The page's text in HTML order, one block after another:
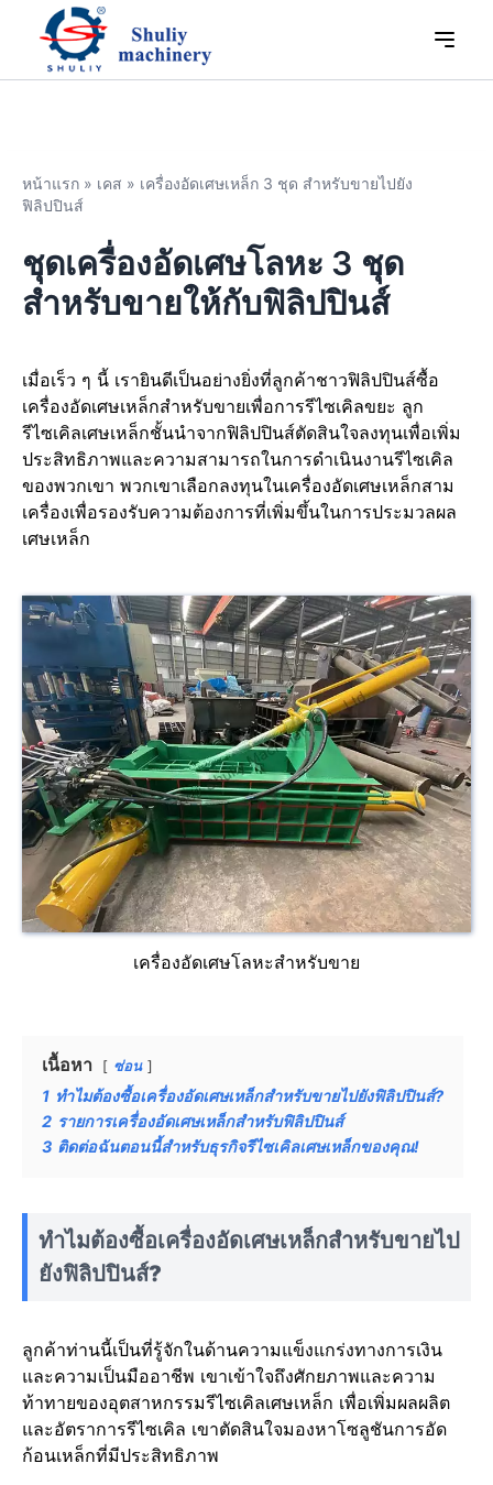
หน้าแรก » เคส » เครื่องอัดเศษเหล็ก 3 ชุด สำหรับขายไปยัง
ฟิลิปปินส์
ชุดเครื่องอัดเศษโลหะ 3 ชุด
สำหรับขายให้กับฟิลิปปินส์
เมื่อเร็ว ๆ นี้ เรายินดีเป็นอย่างยิ่งที่ลูกค้าชาวฟิลิปปินส์ซื้อ
เครื่องอัดเศษเหล็กสำหรับขายเพื่อการรีไซเคิลขยะ ลูก
รีไซเคิลเศษเหล็กชั้นนำจากฟิลิปปินส์ตัดสินใจลงทุนเพื่อเพิ่ม
ประสิทธิภาพและความสามารถในการดำเนินงานรีไซเคิล
ของพวกเขา พวกเขาเลือกลงทุนในเครื่องอัดเศษเหล็กสาม
เครื่องเพื่อรองรับความต้องการที่เพิ่มขึ้นในการประมวลผล
เศษเหล็ก
เครื่องอัดเศษโลหะสำหรับขาย
เนื้อหา ซ่อน
1 ทำไมต้องซื้อเครื่องอัดเศษเหล็กสำหรับขายไปยังฟิลิปปินส์?
2 รายการเครื่องอัดเศษเหล็กสำหรับฟิลิปปินส์
3 ติดต่อฉันตอนนี้สำหรับธุรกิจรีไซเคิลเศษเหล็กของคุณ!
ทำไมต้องซื้อเครื่องอัดเศษเหล็กสำหรับขายไป
ยังฟิลิปปินส์?
ลูกค้าท่านนี้เป็นที่รู้จักในด้านความแข็งแกร่งทางการเงิน
และความเป็นมืออาชีพ เขาเข้าใจถึงศักยภาพและความ
ท้าทายของอุตสาหกรรมรีไซเคิลเศษเหล็ก เพื่อเพิ่มผลผลิต
และอัตราการรีไซเคิล เขาตัดสินใจมองหาโซลูชันการอัด
ก้อนเหล็กที่มีประสิทธิภาพ